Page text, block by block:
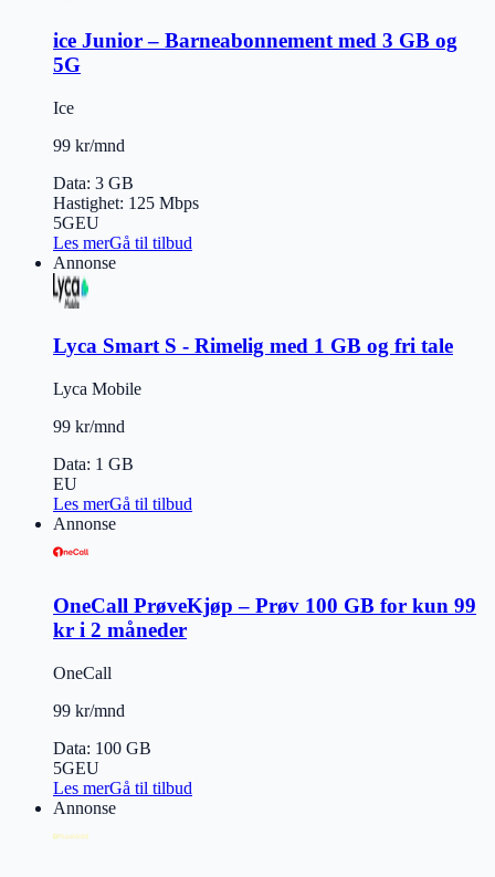
ice Junior – Barneabonnement med 3 GB og
5G
Ice
99 kr/mnd
Data: 3 GB
Hastighet: 125 Mbps
5GEU
Les merGå til tilbud
Annonse
Lyca Smart S - Rimelig med 1 GB og fri tale
Lyca Mobile
99 kr/mnd
Data: 1 GB
EU
Les merGå til tilbud
Annonse
OneCall PrøveKjøp – Prøv 100 GB for kun 99
kr i 2 måneder
OneCall
99 kr/mnd
Data: 100 GB
5GEU
Les merGå til tilbud
Annonse